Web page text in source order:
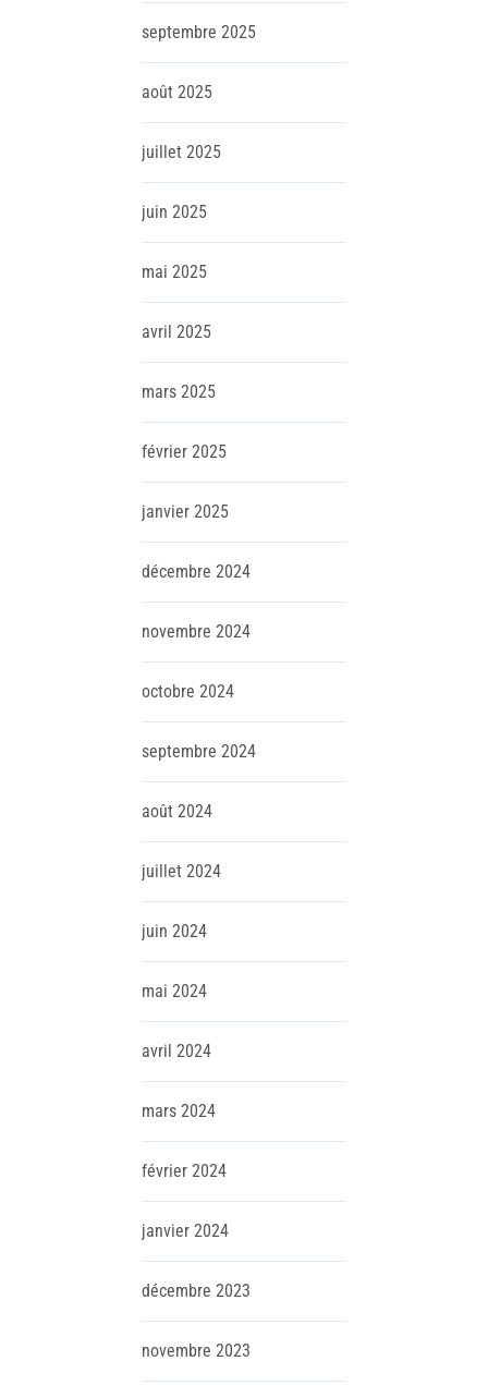
septembre 2025
août 2025
juillet 2025
juin 2025
mai 2025
avril 2025
mars 2025
février 2025
janvier 2025
décembre 2024
novembre 2024
octobre 2024
septembre 2024
août 2024
juillet 2024
juin 2024
mai 2024
avril 2024
mars 2024
février 2024
janvier 2024
décembre 2023
novembre 2023